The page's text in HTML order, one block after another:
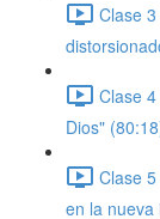
Clase
Clase
Dios"
Clase
en la nueva